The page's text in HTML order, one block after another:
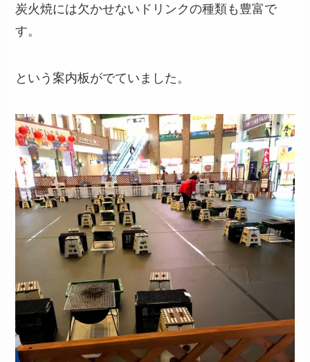
炭火焼には欠かせないドリンクの種類も豊富で
す。
という案内板がでていました。